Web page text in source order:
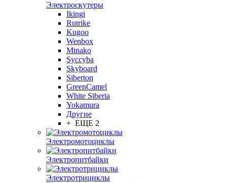
Электроскутеры
Ikingi
Rutrike
Kugoo
Wenbox
Minako
Syccyba
Skyboard
Siberton
GreenCamel
White Siberia
Yokamura
Другие
+ ЕЩЕ 2
Электромотоциклы
Электропитбайки
Электротрициклы